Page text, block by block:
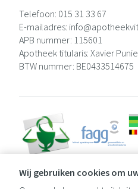
Wij gebruiken cookies om
Telefoon: 015 31 33 67
E-mailadres: info@
APB nummer: 115601
Apotheek titularis: Xavier Punie
BTW nummer: BE0433514675